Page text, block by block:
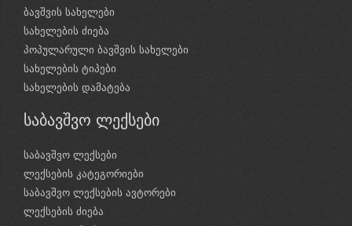
ბავშვის სახელები
სახელების ძიება
პოპულარული ბავშვის სახელები
სახელების ტიპები
სახელების დამატება
საბავშვო ლექსები
საბავშვო ლექსები
ლექსების კატეგორიები
საბავშვო ლექსების ავტორები
ლექსების ძიება